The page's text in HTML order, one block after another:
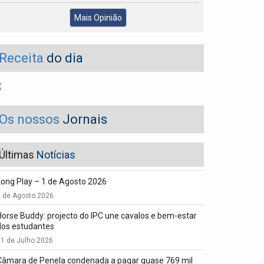
Mais Opinião
do dia
nossos Jornais
Notícias
Play – 1 de Agosto 2026
de Agosto 2026
Buddy: projecto do IPC une cavalos e bem-estar
estudantes
de Julho 2026
de Penela condenada a pagar quase 769 mil